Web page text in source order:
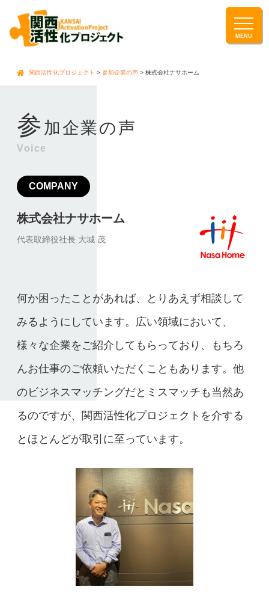
関西活性化プロジェクト > 参加企業の声 > 株式会社ナサホーム
参加企業の声
Voice
COMPANY
株式会社ナサホーム
代表取締役社長 大城 茂
何か困ったことがあれば、とりあえず相談して
みるようにしています。広い領域において、
様々な企業をご紹介してもらっており、もちろ
んお仕事のご依頼いただくこともあります。他
のビジネスマッチングだとミスマッチも当然あ
るのですが、関西活性化プロジェクトを介する
とほとんどが取引に至っています。